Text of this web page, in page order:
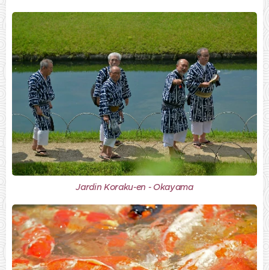
Jardin Koraku-en - Okayama